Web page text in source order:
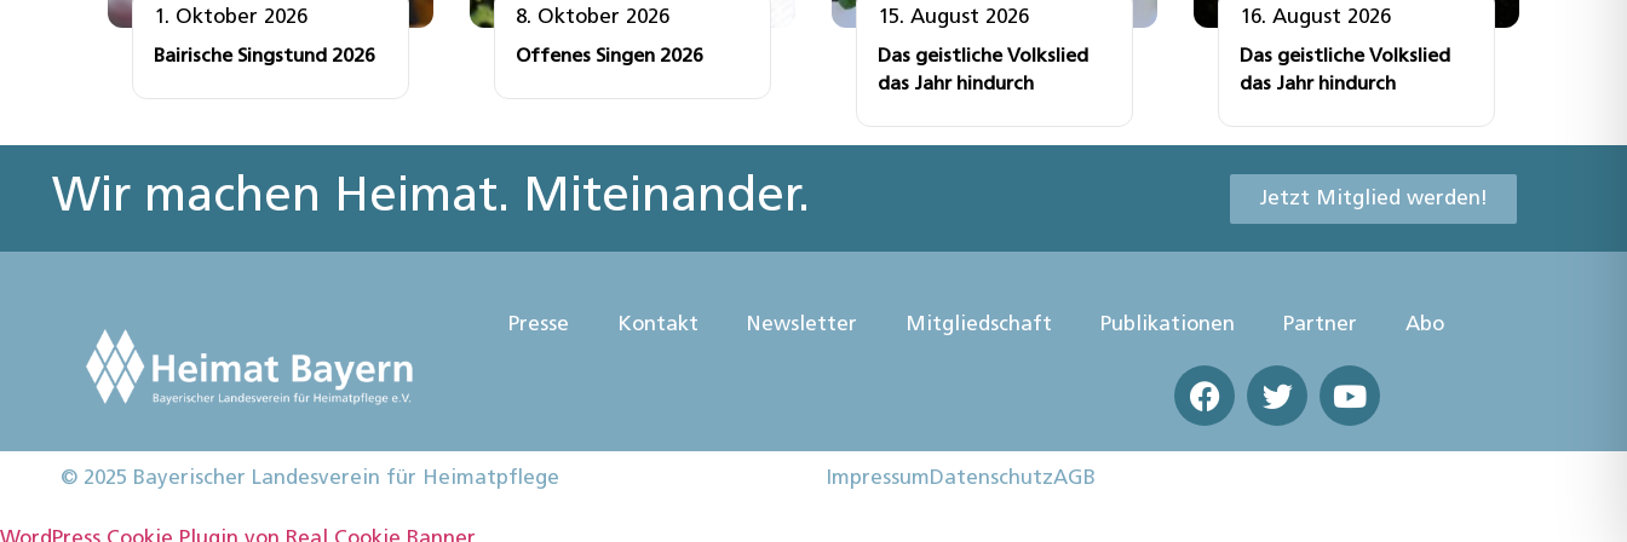
1. Oktober 2026
Bairische Singstund 2026
8. Oktober 2026
Offenes Singen 2026
15. August 2026
Das geistliche Volkslied
das Jahr hindurch
16. August 2026
Das geistliche Volkslied
das Jahr hindurch
Wir machen Heimat. Miteinander. Jetzt Mitglied werden!
Presse Kontakt Newsletter Mitgliedschaft Publikationen Partner Abo
© 2025 Bayerischer Landesverein für Heimatpflege ImpressumDatenschutzAGB